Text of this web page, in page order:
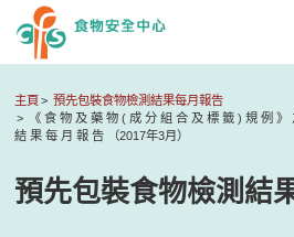
主頁
預先包裝食物檢測結果每月報告
《 食 物 及 藥 物 ( 成 分 組 合 及 標 籤 ) 規 例
結 果 每 月 報 告 （2017年3月）
預先包裝食物檢測結